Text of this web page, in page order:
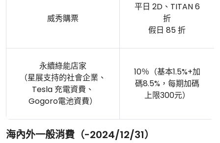
威秀購票
平日 2D、TITAN 6
折
假日 85 折
永續綠能店家
（星展支持的社會企業、
Tesla 充電資費、
Gogoro電池資費）
10％（基本1.5%+加
碼8.5%，每期加碼
上限300元）
海內外一般消費（-2024/12/31）